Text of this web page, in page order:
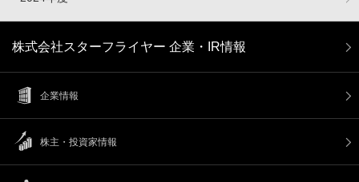
株式会社スターフライヤー 企業・IR情報
企業情報
株主・投資家情報